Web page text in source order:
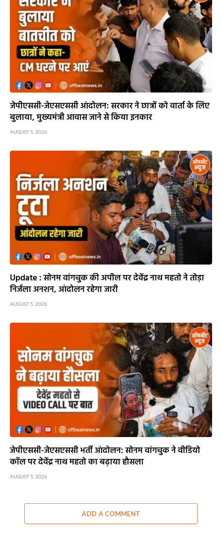
जेपीएससी-जेएसएससी आंदोलन: सरकार ने छात्रों को वार्ता के लिए
बुलाया, मुख्यमंत्री आवास जाने से किया इनकार
AUGUST 5, 2026
Update : सोनम वांगचुक की अपील पर देवेंद्र नाथ महतो ने तोड़ा
निर्जला अनशन, आंदोलन रहेगा जारी
AUGUST 5, 2026
जेपीएससी-जेएसएससी भर्ती आंदोलन: सोनम वांगचुक ने वीडियो
कॉल पर देवेंद्र नाथ महतो का बढ़ाया हौसला
AUGUST 5, 2026
ADD A COMMENT